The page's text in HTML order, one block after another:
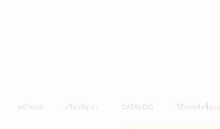
หน้าแรก เกี่ยวกับเรา CATALOG วิธีการสั่งซื้อแ